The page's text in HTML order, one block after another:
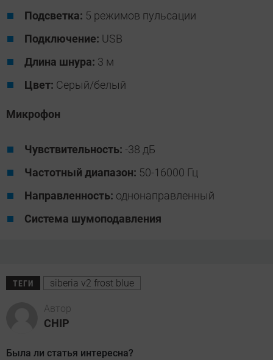
Подсветка: 5 режимов пульсации
Подключение: USB
Длина шнура: 3 м
Цвет: Серый/белый
Микрофон
Чувствительность: -38 дБ
Частотный диапазон: 50-16000 Гц
Направленность: однонаправленный
Система шумоподавления
ТЕГИ siberia v2 frost blue
Автор
CHIP
Была ли статья интересна?